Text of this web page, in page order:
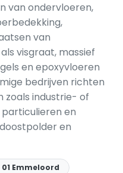
van ondervloeren,
van
visgraat, massief
en epoxyvloeren
bedrijven richten
zoals industrie- of
en
en
Emmeloord